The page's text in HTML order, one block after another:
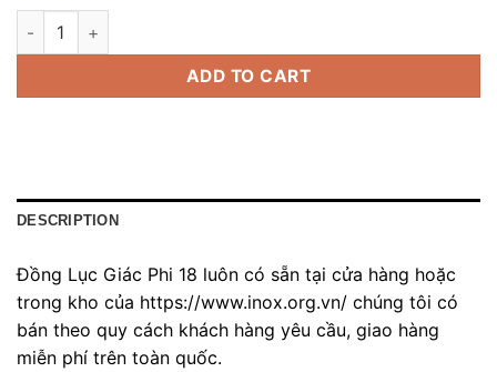
Đồng Lục Giác Phi 18 quantity
ADD TO CART
DESCRIPTION
Đồng Lục Giác Phi 18 luôn có sẵn tại cửa hàng hoặc
trong kho của https://www.inox.org.vn/ chúng tôi có
bán theo quy cách khách hàng yêu cầu, giao hàng
miễn phí trên toàn quốc.